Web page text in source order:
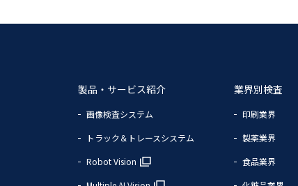
製品・サービス紹介
画像検査システム
トラック＆トレースシステム
Robot Vision
業界別検査
印刷業界
製薬業界
食品業界